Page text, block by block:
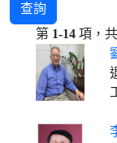
查詢
第 1-14 項，共